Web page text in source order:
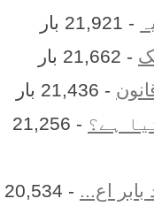
- 21,921 بار
- 21,662 بار
- 21,436 بار
ہے؟
- 21,256
اع...
- 20,534